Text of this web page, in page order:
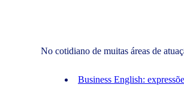
No cotidiano de muitas áreas de
Business English: